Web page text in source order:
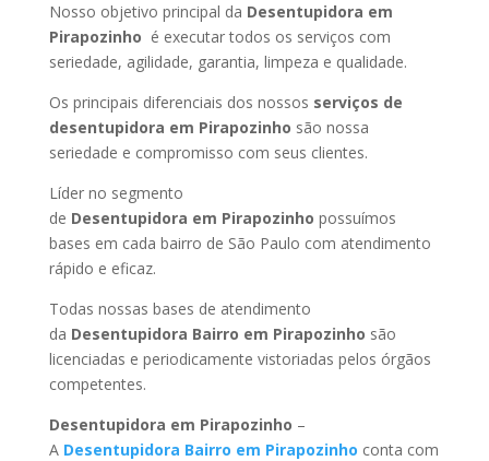
Nosso objetivo principal da Desentupidora em
Pirapozinho é executar todos os serviços com
seriedade, agilidade, garantia, limpeza e qualidade.
Os principais diferenciais dos nossos serviços de
desentupidora em Pirapozinho são nossa
seriedade e compromisso com seus clientes.
Líder no segmento
de Desentupidora em Pirapozinho possuímos
bases em cada bairro de São Paulo com atendimento
rápido e eficaz.
Todas nossas bases de atendimento
da Desentupidora Bairro em Pirapozinho são
licenciadas e periodicamente vistoriadas pelos órgãos
competentes.
Desentupidora em Pirapozinho –
A Desentupidora Bairro em Pirapozinho conta com